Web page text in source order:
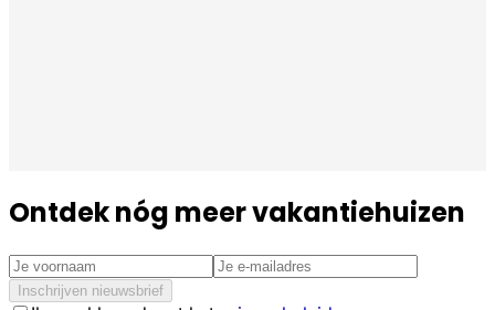
Ontdek nóg meer vakantiehuizen
Inschrijven nieuwsbrief